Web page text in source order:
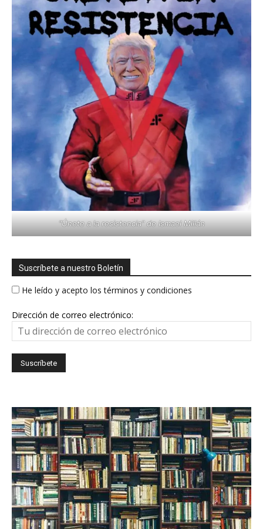
"Únete a la resistencia" de Ismael Millán
Suscríbete a nuestro Boletín
He leído y acepto los términos y condiciones
Dirección de correo electrónico: